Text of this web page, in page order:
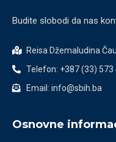
Budite slobodi da nas
Reisa Džemaludina
Telefon: +387 (33) 573
Email: info@sbih.ba
Osnovne